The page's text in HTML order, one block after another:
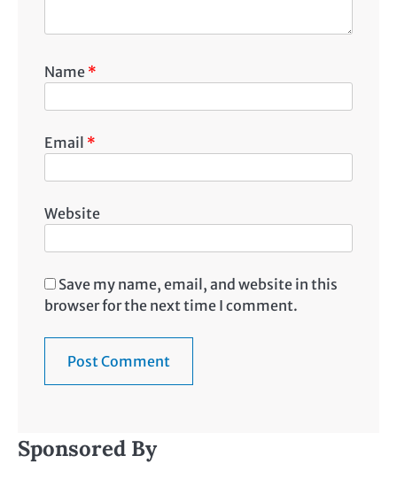
Name *
Email *
Website
Save my name, email, and website in this
browser for the next time I comment.
Sponsored By